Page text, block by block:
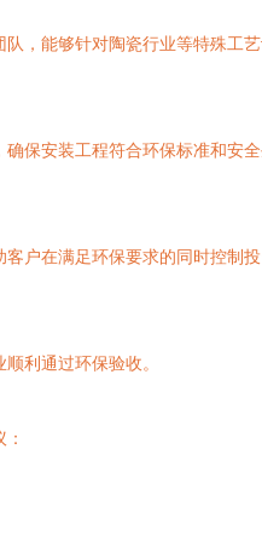
，能够针对陶瓷行业等特殊工
保安装工程符合环保标准和安
户在满足环保要求的同时控制
利通过环保验收。